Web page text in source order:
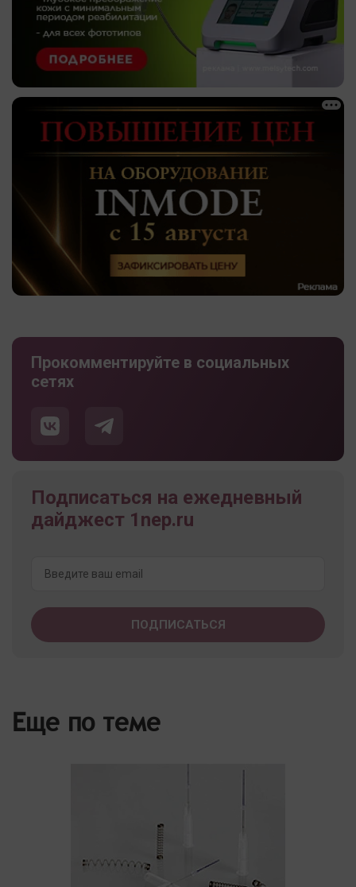
Прокомментируйте в социальных
сетях
Подписаться на ежедневный
дайджест 1nep.ru
Еще по теме